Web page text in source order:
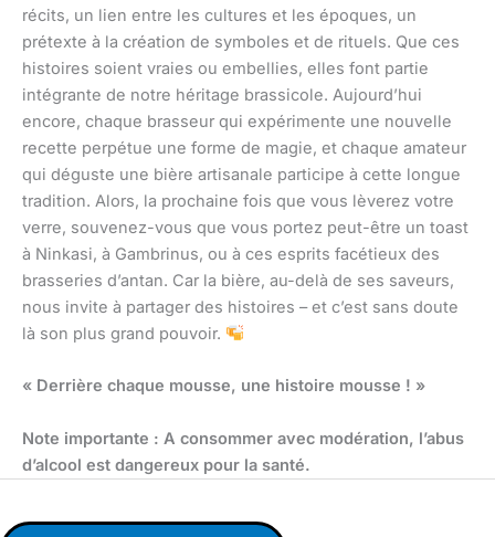
récits, un lien entre les cultures et les époques, un
prétexte à la création de symboles et de rituels. Que ces
histoires soient vraies ou embellies, elles font partie
intégrante de notre héritage brassicole. Aujourd’hui
encore, chaque brasseur qui expérimente une nouvelle
recette perpétue une forme de magie, et chaque amateur
qui déguste une bière artisanale participe à cette longue
tradition. Alors, la prochaine fois que vous lèverez votre
verre, souvenez-vous que vous portez peut-être un toast
à Ninkasi, à Gambrinus, ou à ces esprits facétieux des
brasseries d’antan. Car la bière, au-delà de ses saveurs,
nous invite à partager des histoires – et c’est sans doute
là son plus grand pouvoir.
« Derrière chaque mousse, une histoire mousse ! »
Note importante : A consommer avec modération, l’abus
d’alcool est dangereux pour la santé.